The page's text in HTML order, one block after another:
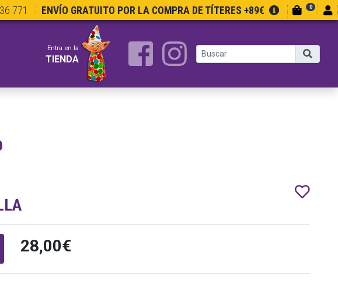
771 ENVÍO GRATUITO POR LA COMPRA DE TÍTERES +89€ 0
Entra en la
TIENDA
28,00€